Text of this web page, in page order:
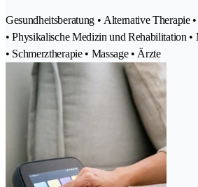
Gesundheitsberatung • Alternative Therapie
• Physikalische Medizin und Rehabilitation •
• Schmerztherapie • Massage • Ärzte